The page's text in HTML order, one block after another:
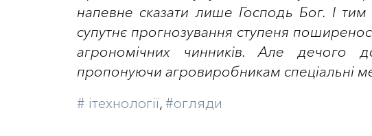
напевне сказати лише Господь Бог. І
супутнє прогнозування ступеня
агрономічних чинників. Але дечого
пропонуючи агровиробникам спеціальні
# iтехнології, #огляди